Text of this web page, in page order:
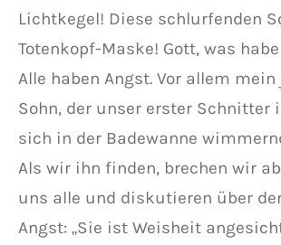
Lichtkegel! Diese schlurfenden
Totenkopf-Maske! Gott, was
Alle haben Angst. Vor allem
Sohn, der unser erster Schnitter
sich in der Badewanne
Als wir ihn finden, brechen wir
uns alle und diskutieren über
Angst: „Sie ist Weisheit